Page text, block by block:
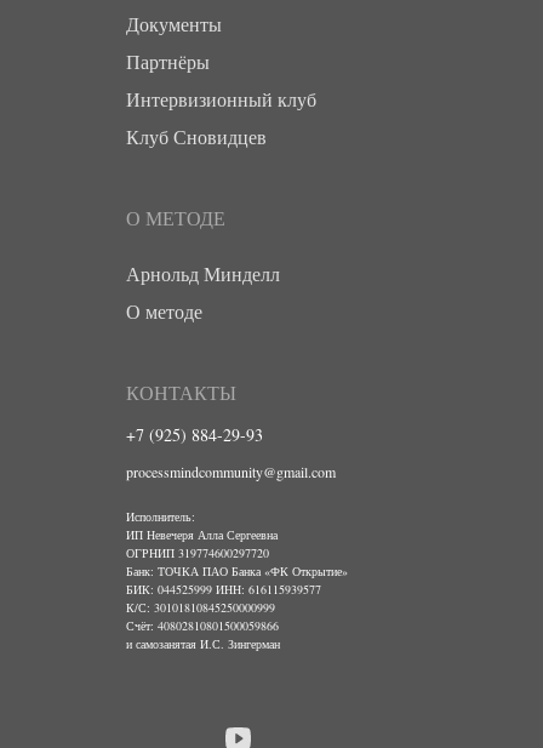
О МЕТОДЕ
КОНТАКТЫ
Арнольд Минделл
+7 (925) 884-29-93
Документы
Партнёры
Интервизионный клуб
Клуб Сновидцев
О методе
processmindcommunity@gmail.com
Исполнитель:
ИП Невечеря Алла Сергеевна
ОГРНИП 319774600297720
Банк: ТОЧКА ПАО Банка «ФК Открытие»
БИК: 044525999 ИНН: 616115939577
К/С: 30101810845250000999
Счёт: 40802810801500059866
и самозанятая И.С. Зингерман